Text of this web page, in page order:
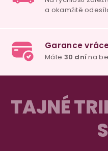
TAJNÉ